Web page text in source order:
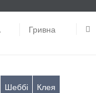
Гривна
Шеббі Клея